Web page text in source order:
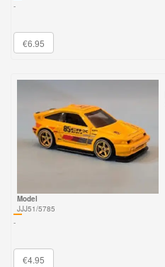
-
€6.95
Model
JJJ51/5785
-
€4.95